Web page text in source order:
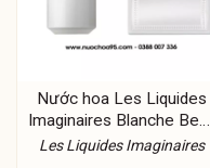
Nước hoa Les Liquides
Imaginaires Blanche Bete
Limited Edition
Les Liquides Imaginaires